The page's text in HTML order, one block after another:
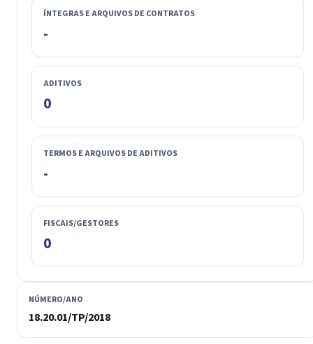
ÍNTEGRAS E ARQUIVOS DE CONTRATOS
-
ADITIVOS
0
TERMOS E ARQUIVOS DE ADITIVOS
-
FISCAIS/GESTORES
0
NÚMERO/ANO
18.20.01/TP/2018